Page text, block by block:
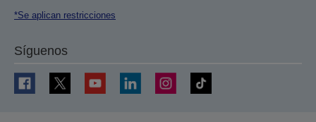
*Se aplican restricciones
Síguenos